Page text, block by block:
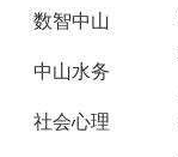
数智中山
中山水务
社会心理